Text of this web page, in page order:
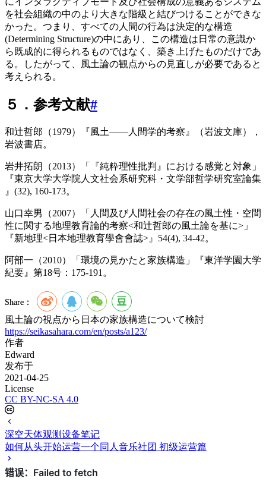
を社会組織の中のより大きな階級と結びつけることができな
かった。つまり、すべての人間の行為は決定的な構造
(Determining Structure)の中にあり、この構造は日常の意識か
ら既成的に得られるものではなく、築き上げたものだけであ
る。したがって、風土論の観点からの見直しが必要であると
考えられる。
５．参考文献#
和辻哲郎（1979）『風土――人間学的考察』（岩波文庫），
岩波書店。
岩井拓朗（2013）「『純粋理性批判』における感覚と対象」
『東京大学大学院人文社会系研究科・文学部哲学研究室論集
』(32), 160-173。
山口幸男（2007）「人間及び人間社会の存在の風土性・空間
性に関する地理教育論的考察<和辻哲郎の風土論を基に> 」
『新地理<日本地理教育學會會誌> 』54(4), 34-42。
阿部一（2010）「環境の見かたと家族構造」『東洋学園大学
紀要』第18号：175-191。
Share：
風土論の視点から日本の家族構造について検討
https://seikasahara.com/en/posts/a123/
作者
Edward
发布于
2021-04-25
License
CC BY-NC-SA 4.0
深空天体观测设备笔记
如何从头开始运营一个同人音乐社团 初级运营篇